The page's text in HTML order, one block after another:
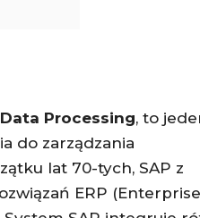
Processing, to
do zarządzania
lat 70-tych, SAP z
ERP (Enterprise